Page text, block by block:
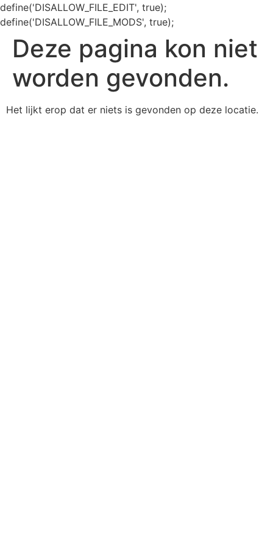
define('DISALLOW_FILE_EDIT', true);
define('DISALLOW_FILE_MODS', true);
Deze pagina kon niet
worden gevonden.
Het lijkt erop dat er niets is gevonden op deze locatie.